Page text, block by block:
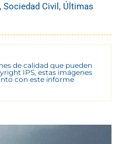
, Sociedad Civil , Últimas
de calidad que pueden
IPS, estas imágenes
con este informe